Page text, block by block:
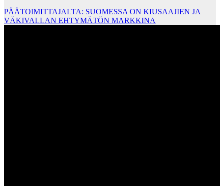
PÄÄTOIMITTAJALTA: SUOMESSA ON KIUSAAJIEN JA
VÄKIVALLAN EHTYMÄTÖN MARKKINA